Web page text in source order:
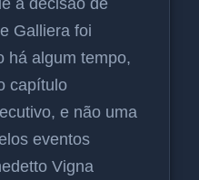
Galliera foi
há algum tempo,
capítulo
e não uma
eventos
Vigna